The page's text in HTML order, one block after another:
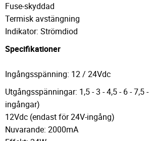
Fuse-skyddad
Termisk avstängning
Indikator: Strömdiod
Specifikationer
Ingångsspänning: 12 / 24Vdc
Utgångsspänningar: 1,5 - 3 - 4,5 - 6 -
ingångar)
12Vdc (endast för 24V-ingång)
Nuvarande: 2000mA